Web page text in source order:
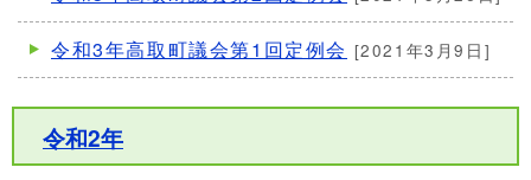
令和3年高取町議会第1回定例会 [2021年3月9日]
令和2年